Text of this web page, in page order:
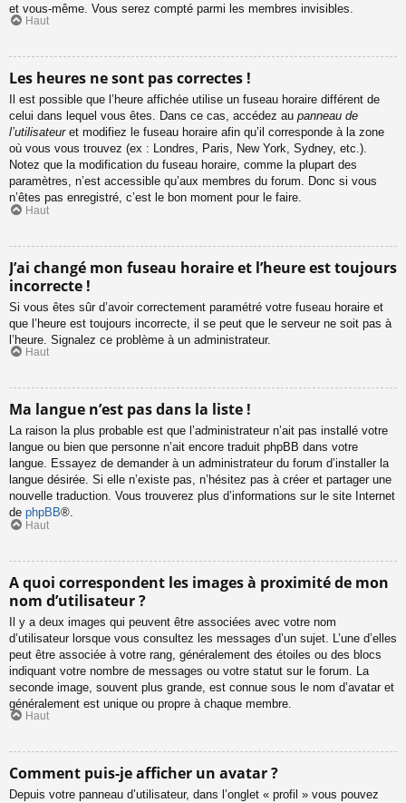
et vous-même. Vous serez compté parmi les membres invisibles.
Haut
Les heures ne sont pas correctes !
Il est possible que l’heure affichée utilise un fuseau horaire différent de
celui dans lequel vous êtes. Dans ce cas, accédez au panneau de
l’utilisateuret modifiez le fuseau horaire afin qu’il corresponde à la zone
où vous vous trouvez (ex : Londres, Paris, New York, Sydney, etc.).
Notez que la modification du fuseau horaire, comme la plupart des
paramètres, n’est accessible qu’aux membres du forum. Donc si vous
n’êtes pas enregistré, c’est le bon moment pour le faire.
Haut
J’ai changé mon fuseau horaire et l’heure est toujours
incorrecte !
Si vous êtes sûr d’avoir correctement paramétré votre fuseau horaire et
que l’heure est toujours incorrecte, il se peut que le serveur ne soit pas à
l’heure. Signalez ce problème à un administrateur.
Haut
Ma langue n’est pas dans la liste !
La raison la plus probable est que l’administrateur n’ait pas installé votre
langue ou bien que personne n’ait encore traduit phpBB dans votre
langue. Essayez de demander à un administrateur du forum d’installer la
langue désirée. Si elle n’existe pas, n’hésitez pas à créer et partager une
nouvelle traduction. Vous trouverez plus d’informations sur le site Internet
de phpBB®.
Haut
A quoi correspondent les images à proximité de mon
nom d’utilisateur ?
Il y a deux images qui peuvent être associées avec votre nom
d’utilisateur lorsque vous consultez les messages d’un sujet. L’une d’elles
peut être associée à votre rang, généralement des étoiles ou des blocs
indiquant votre nombre de messages ou votre statut sur le forum. La
seconde image, souvent plus grande, est connue sous le nom d’avatar et
généralement est unique ou propre à chaque membre.
Haut
Comment puis-je afficher un avatar ?
Depuis votre panneau d’utilisateur, dans l’onglet « profil » vous pouvez